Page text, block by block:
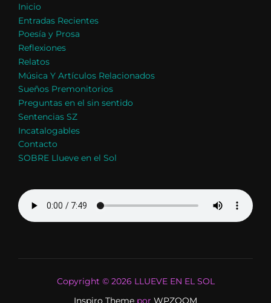
Inicio
Entradas Recientes
Poesía y Prosa
Reflexiones
Relatos
Música Y Artículos Relacionados
Sueños Premonitorios
Preguntas en el sin sentido
Sentencias SZ
Incatalogables
Contacto
SOBRE Llueve en el Sol
Copyright © 2026 LLUEVE EN EL SOL
Inspiro Theme por WPZOOM